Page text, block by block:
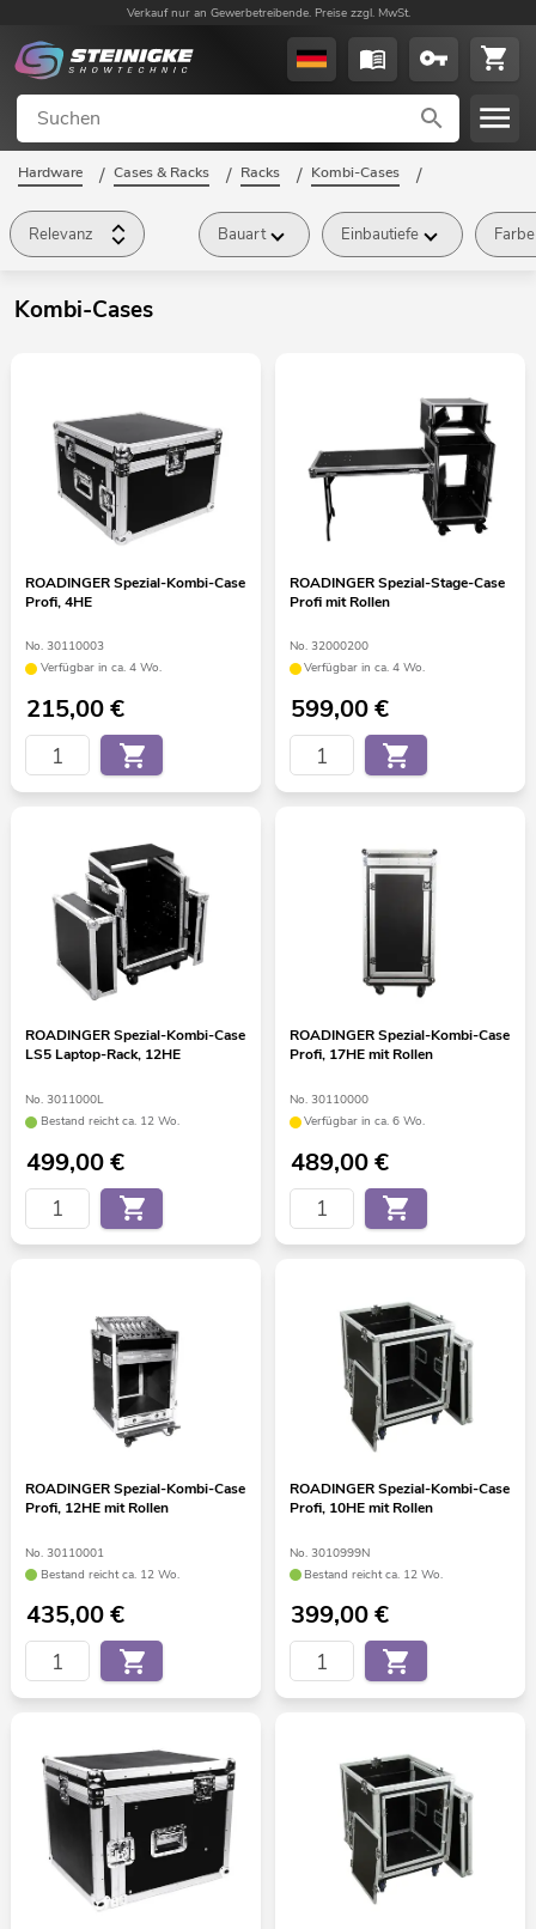
Verkauf nur an Gewerbetreibende. Preise zzgl. MwSt.
Hardware / Cases & Racks / Racks / Kombi-Cases /
Relevanz Bauart Einbautiefe Farbe
Kombi-Cases
ROADINGER Spezial-Kombi-Case
Profi, 4HE
No. 30110003
Verfügbar in ca. 4 Wo.
215,00€
ROADINGER Spezial-Stage-Case
Profi mit Rollen
No. 32000200
Verfügbar in ca. 4 Wo.
599,00€
ROADINGER Spezial-Kombi-Case
LS5 Laptop-Rack, 12HE
No. 3011000L
Bestand reicht ca. 12 Wo.
499,00€
ROADINGER Spezial-Kombi-Case
Profi, 17HE mit Rollen
No. 30110000
Verfügbar in ca. 6 Wo.
489,00€
ROADINGER Spezial-Kombi-Case
Profi, 12HE mit Rollen
No. 30110001
Bestand reicht ca. 12 Wo.
435,00€
ROADINGER Spezial-Kombi-Case
Profi, 10HE mit Rollen
No. 3010999N
Bestand reicht ca. 12 Wo.
399,00€